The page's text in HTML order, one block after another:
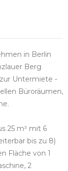
in Berlin
Berg
Untermiete -
Büroräumen,
25 m² mit 6
bis zu 8)
Fläche von 1
2